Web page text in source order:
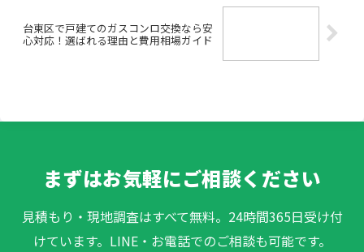
台東区で戸建てのガスコンロ交換なら安
心対応！選ばれる理由と費用相場ガイド
まずはお気軽にご相談ください
見積もり・現地調査はすべて無料。24時間365日受け付
けています。LINE・お電話でのご相談も可能です。